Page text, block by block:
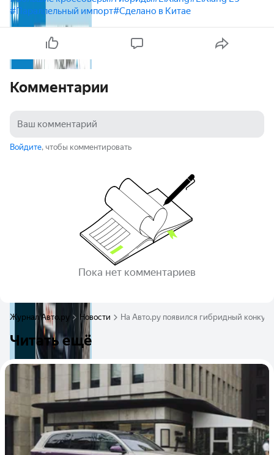
#Параллельный импорт#Сделано в Китае
Комментарии
Войдите, чтобы комментировать
Пока нет комментариев
Журнал Авто.ру Новости На Авто.ру появился гибридный
Читать ещё